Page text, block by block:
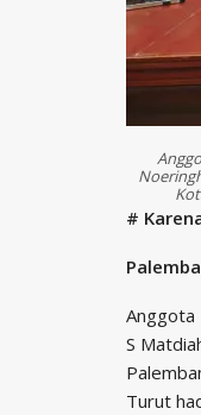
#
Anggota
S
Turut